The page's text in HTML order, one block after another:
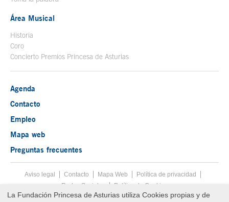
Área Musical
Historia
Coro
Concierto Premios Princesa de Asturias
Agenda
Contacto
Empleo
Mapa web
Preguntas frecuentes
Menú pie
Aviso legal Tecla de acceso 8
Contacto Mapa Web
Política de privacidad
Redes Sociales
Política de Cookies
Fin menú pie
La Fundación Princesa de Asturias utiliza Cookies propias y de